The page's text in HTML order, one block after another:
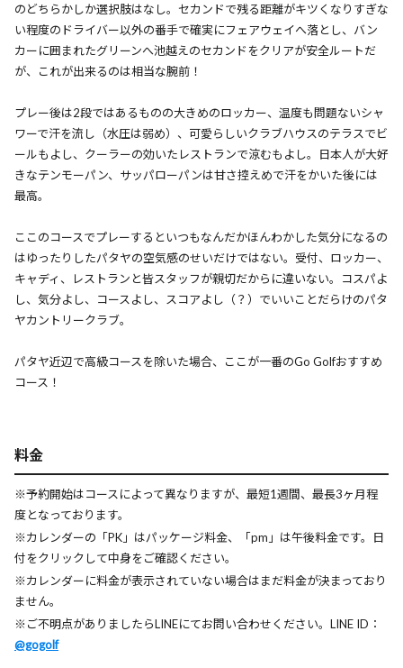
のどちらかしか選択肢はなし。セカンドで残る距離がキツくなりすぎな
い程度のドライバー以外の番手で確実にフェアウェイへ落とし、バン
カーに囲まれたグリーンへ池越えのセカンドをクリアが安全ルートだ
が、これが出来るのは相当な腕前！
プレー後は2段ではあるものの大きめのロッカー、温度も問題ないシャ
ワーで汗を流し（水圧は弱め）、可愛らしいクラブハウスのテラスでビ
ールもよし、クーラーの効いたレストランで涼むもよし。日本人が大好
きなテンモーパン、サッパローパンは甘さ控えめで汗をかいた後には
最高。
ここのコースでプレーするといつもなんだかほんわかした気分になるの
はゆったりしたパタヤの空気感のせいだけではない。受付、ロッカー、
キャディ、レストランと皆スタッフが親切だからに違いない。コスパよ
し、気分よし、コースよし、スコアよし（？）でいいことだらけのパタ
ヤカントリークラブ。
パタヤ近辺で高級コースを除いた場合、ここが一番のGo Golfおすすめ
コース！
料金
※予約開始はコースによって異なりますが、最短1週間、最長3ヶ月程
度となっております。
※カレンダーの「PK」はパッケージ料金、「pm」は午後料金です。日
付をクリックして中身をご確認ください。
※カレンダーに料金が表示されていない場合はまだ料金が決まっており
ません。
※ご不明点がありましたらLINEにてお問い合わせください。LINE ID：
@gogolf